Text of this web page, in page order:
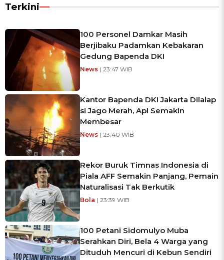
Terkini
100 Personel Damkar Masih
Berjibaku Padamkan Kebakaran
Gedung Bapenda DKI
News | 23:47 WIB
Kantor Bapenda DKI Jakarta Dilalap
si Jago Merah, Api Semakin
Membesar
News | 23:40 WIB
Rekor Buruk Timnas Indonesia di
Piala AFF Semakin Panjang, Pemain
Naturalisasi Tak Berkutik
Bola | 23:39 WIB
100 Petani Sidomulyo Muba
Serahkan Diri, Bela 4 Warga yang
Dituduh Mencuri di Kebun Sendiri